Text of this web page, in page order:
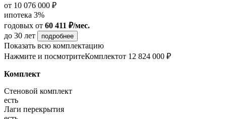
от 10 076 000 ₽
ипотека 3%
годовых от 60 411 ₽/мес.
до 30 лет
подробнее
Показать всю комплектацию
Нажмите и посмотритеКомплектот 12 824 000 ₽
Комплект
Стеновой комплект
есть
Лаги перекрытия